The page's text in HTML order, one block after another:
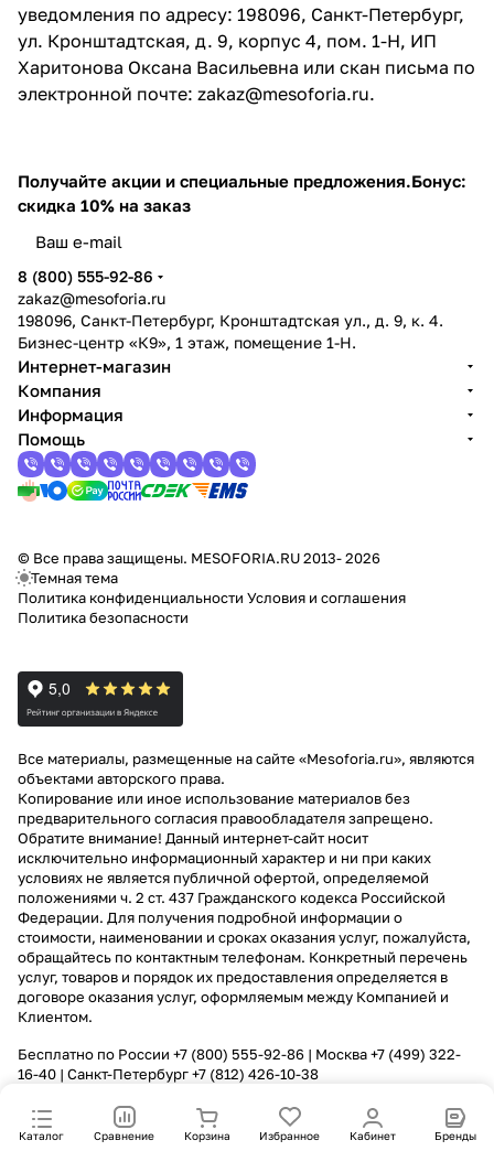
уведомления по адресу: 198096, Санкт-Петербург,
ул. Кронштадтская, д. 9, корпус 4, пом. 1-Н, ИП
Харитонова Оксана Васильевна или скан письма по
электронной почте: zakaz@mesoforia.ru.
Каталог Сравнение Корзина Избранное Кабинет Бренды
Получайте акции и специальные предложения.Бонус:
скидка 10% на заказ
8 (800) 555-92-86
zakaz@mesoforia.ru
198096, Санкт-Петербург, Кронштадтская ул., д. 9, к. 4.
Бизнес-центр «К9», 1 этаж, помещение 1-Н.
Интернет-магазин
Компания
Информация
Помощь
© Все права защищены. MESOFORIA.RU 2013- 2026
Темная тема
Политика конфиденциальности Условия и соглашения
Политика безопасности
Все материалы, размещенные на сайте «Mesoforia.ru», являются
объектами авторского права.
Копирование или иное использование материалов без
предварительного согласия правообладателя запрещено.
Обратите внимание! Данный интернет-сайт носит
исключительно информационный характер и ни при каких
условиях не является публичной офертой, определяемой
положениями ч. 2 ст. 437 Гражданского кодекса Российской
Федерации. Для получения подробной информации о
стоимости, наименовании и сроках оказания услуг, пожалуйста,
обращайтесь по контактным телефонам. Конкретный перечень
услуг, товаров и порядок их предоставления определяется в
договоре оказания услуг, оформляемым между Компанией и
Клиентом.
Бесплатно по России +7 (800) 555-92-86 | Москва+7 (499) 322-
16-40 | Санкт-Петербург+7 (812) 426-10-38